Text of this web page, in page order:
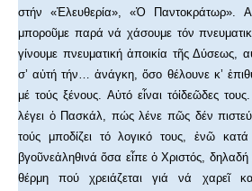
στήν «Ἐλευθερία», «Ὁ Παντοκράτωρ».
μποροῦμε παρά νά χάσουμε τόν
γίνουμε πνευματική ἀποικία τῆς Δύσεως,
σ’ αὐτή τήν…ἀνάγκη, ὅσο θέλουνε κ’
μέ τούς ξένους. Αὐτό εἶναι τόἰδεῶδες
λέγει ὁ Πασκάλ, πώς λένε πῶς δέν
τούς μποδίζει τό λογικό τους, ἐνῶ
βγοῦνεἀληθινά ὅσα εἶπε ὁ Χριστός, δηλαδή
θέρμη πού χρειάζεται γιά νά χαρεῖ